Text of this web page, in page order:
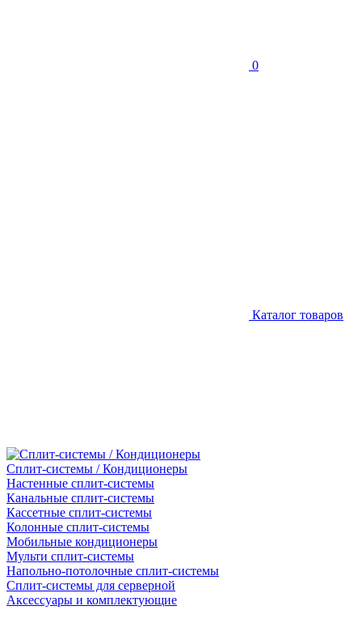
0
Каталог товаров
Сплит-системы / Кондиционеры
Настенные сплит-системы
Канальные сплит-системы
Кассетные сплит-системы
Колонные сплит-системы
Мобильные кондиционеры
Мульти сплит-системы
Напольно-потолочные сплит-системы
Сплит-системы для серверной
Аксессуары и комплектующие